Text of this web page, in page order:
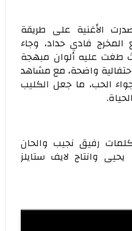
الأغنية على طريقة
فادي حداد، وجاء
طغت عليه ألوان مبهجة
واضحة، مع مشاهد
الحب، ما جعل الكليب
رفيق نجيب والحان
وانتاج لايف ستايلز